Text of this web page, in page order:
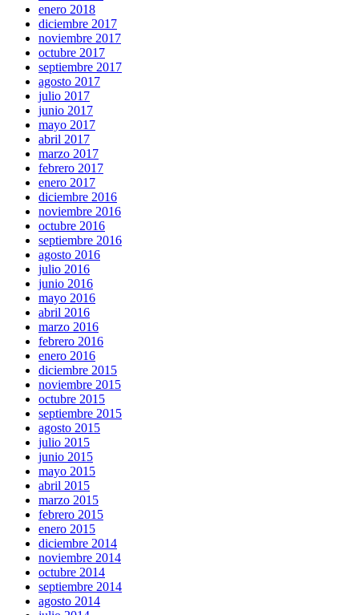
enero 2018
diciembre 2017
noviembre 2017
octubre 2017
septiembre 2017
agosto 2017
julio 2017
junio 2017
mayo 2017
abril 2017
marzo 2017
febrero 2017
enero 2017
diciembre 2016
noviembre 2016
octubre 2016
septiembre 2016
agosto 2016
julio 2016
junio 2016
mayo 2016
abril 2016
marzo 2016
febrero 2016
enero 2016
diciembre 2015
noviembre 2015
octubre 2015
septiembre 2015
agosto 2015
julio 2015
junio 2015
mayo 2015
abril 2015
marzo 2015
febrero 2015
enero 2015
diciembre 2014
noviembre 2014
octubre 2014
septiembre 2014
agosto 2014